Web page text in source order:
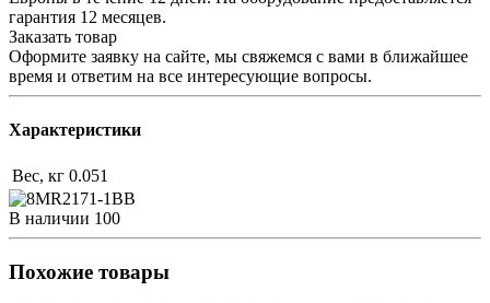
гарантия 12 месяцев.
Заказать товар
Оформите заявку на сайте, мы свяжемся с вами в ближайшее
время и ответим на все интересующие вопросы.
Характеристики
Вес, кг 0.051
В наличии 100
Похожие товары